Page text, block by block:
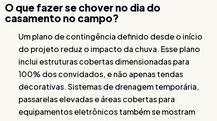
O que fazer se chover no dia do
casamento no campo?
Um plano de contingência definido desde o início
do projeto reduz o impacto da chuva. Esse plano
inclui estruturas cobertas dimensionadas para
100% dos convidados, e não apenas tendas
decorativas. Sistemas de drenagem temporária,
passarelas elevadas e áreas cobertas para
equipamentos eletrônicos também se mostram